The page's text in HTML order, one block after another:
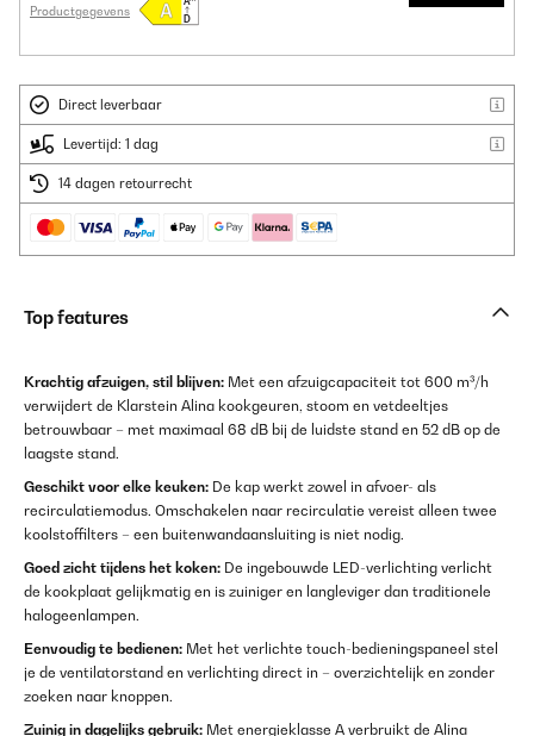
Productgegevens
Direct leverbaar
Levertijd: 1 dag
14 dagen retourrecht
Top features
Krachtig afzuigen, stil blijven: Met een afzuigcapaciteit tot 600 m³/h
verwijdert de Klarstein Alina kookgeuren, stoom en vetdeeltjes
betrouwbaar – met maximaal 68 dB bij de luidste stand en 52 dB op de
laagste stand.
Geschikt voor elke keuken: De kap werkt zowel in afvoer- als
recirculatiemodus. Omschakelen naar recirculatie vereist alleen twee
koolstoffilters – een buitenwandaansluiting is niet nodig.
Goed zicht tijdens het koken: De ingebouwde LED-verlichting verlicht
de kookplaat gelijkmatig en is zuiniger en langleviger dan traditionele
halogeenlampen.
Eenvoudig te bedienen: Met het verlichte touch-bedieningspaneel stel
je de ventilatorstand en verlichting direct in – overzichtelijk en zonder
zoeken naar knoppen.
Zuinig in dagelijks gebruik: Met energieklasse A verbruikt de Alina